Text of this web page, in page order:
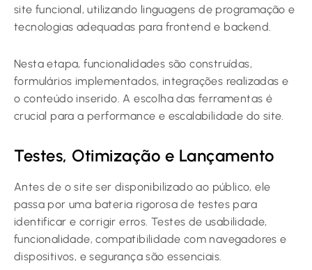
site funcional, utilizando linguagens de programação e
tecnologias adequadas para frontend e backend.
Nesta etapa, funcionalidades são construídas,
formulários implementados, integrações realizadas e
o conteúdo inserido. A escolha das ferramentas é
crucial para a performance e escalabilidade do site.
Testes, Otimização e Lançamento
Antes de o site ser disponibilizado ao público, ele
passa por uma bateria rigorosa de testes para
identificar e corrigir erros. Testes de usabilidade,
funcionalidade, compatibilidade com navegadores e
dispositivos, e segurança são essenciais.